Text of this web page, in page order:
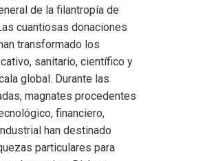
de la filantropía de
cuantiosas donaciones
transformado los
sanitario, científico y
global. Durante las
magnates procedentes
financiero,
han destinado
particulares para